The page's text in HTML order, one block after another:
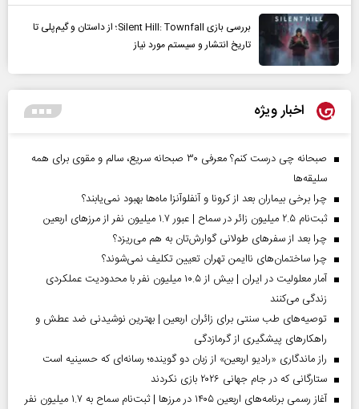
بررسی بازی Silent Hill: Townfall؛ از داستان و گیم‌پلی تا
تاریخ انتشار و سیستم مورد نیاز
اخبار ویژه
صبحانه چی درست کنم؟ معرفی ۳۰ صبحانه سریع، سالم و مقوی برای همه
سلیقه‌ها
چرا برخی بیماران بعد از کرونا و آنفلوآنزا ماه‌ها بهبود نمی‌یابند؟
ثبت‌نام ۲.۵ میلیون زائر در سماح | عبور ۱.۷ میلیون نفر از مرز‌های اربعین
چرا بعد از سفرهای طولانی گوارش‌تان به هم می‌ریزد؟
چرا ساختمان‌های ناایمن تهران تعیین تکلیف نمی‌شوند؟
آمار معلولیت در ایران | بیش از ۱۰.۵ میلیون نفر با محدودیت عملکردی
زندگی می‌کنند
توصیه‌های طب سنتی برای زائران اربعین | بهترین نوشیدنی ضد عطش و
راهکارهای پیشگیری از گرمازدگی
راز ماندگاری «رادیو اربعین» از زبان دو گوینده؛ رسانه‌ای که حسینیه است
ستارگانی که در جام جهانی ۲۰۲۶ بازی نکردند
آغاز رسمی برنامه‌های اربعین ۱۴۰۵ در مرز‌ها | ثبت‌نام سماح به ۱.۷ میلیون نفر